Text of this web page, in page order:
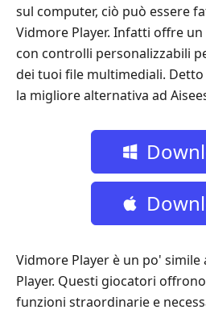
sul computer, ciò può essere
Vidmore Player. Infatti offre
con controlli personalizzabili
dei tuoi file multimediali. Detto
la migliore alternativa ad
gratuito
Vidmore Player è un po' simile
Player. Questi giocatori
funzioni straordinarie e